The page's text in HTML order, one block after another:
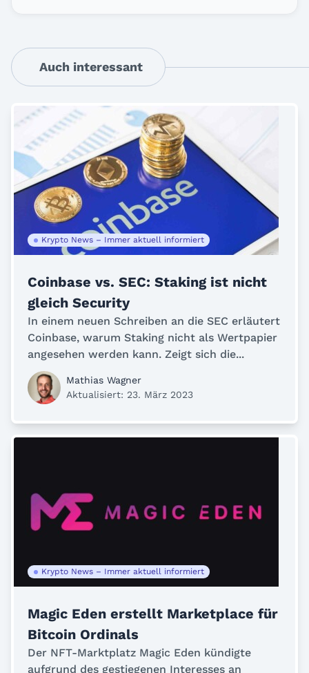
Auch interessant
Krypto News – Immer aktuell informiert
Coinbase vs. SEC: Staking ist nicht
gleich Security
In einem neuen Schreiben an die SEC erläutert
Coinbase, warum Staking nicht als Wertpapier
angesehen werden kann. Zeigt sich die...
Mathias Wagner
Aktualisiert: 23. März 2023
Krypto News – Immer aktuell informiert
Magic Eden erstellt Marketplace für
Bitcoin Ordinals
Der NFT-Marktplatz Magic Eden kündigte
aufgrund des gestiegenen Interesses an